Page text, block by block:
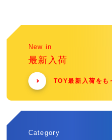
New in
最新入荷
TOY最新入荷をも
Category